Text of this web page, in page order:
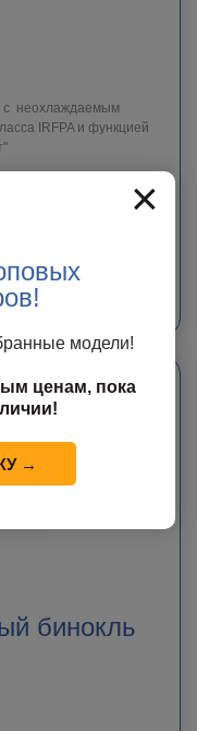
с неохлаждаемым
IRFPA и функцией
информацией о сроке
бинокль
×
модели!
ценам, пока
→